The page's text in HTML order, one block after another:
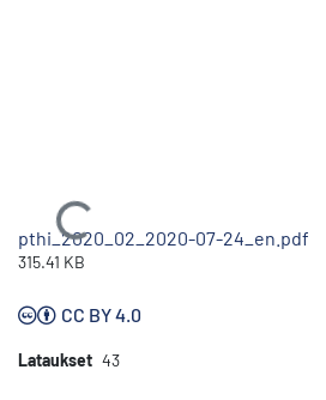
Ladataan...
pthi_2020_02_2020-07-24_en.pdf
315.41 KB
CC BY 4.0
Lataukset 43